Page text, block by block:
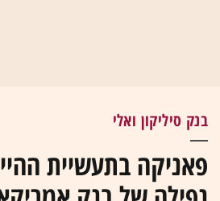
בנק סיליקון ואלי
פאניקה בתעשיית